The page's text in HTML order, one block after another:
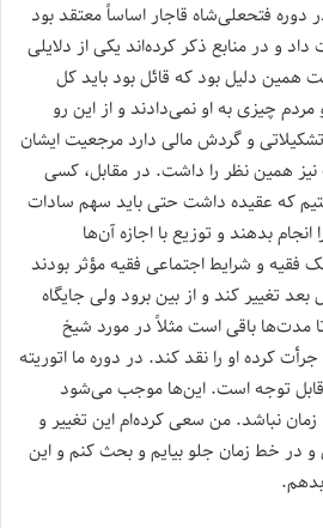
دوره فتحعلی‌شاه قاجار اساساً معتقد بود
و در منابع ذکر کرده‌اند یکی از دلایلی
همین دلیل بود که قائل بود باید کل
چیزی به او نمی‌دادند و از این رو
و گردش مالی دارد مرجعیت ایشان
نیز همین نظر را داشت. در مقابل، کسی
که عقیده داشت حتی باید سهم سادات
انجام بدهند و توزیع با اجازه آن‌ها
فقیه و شرایط اجتماعی فقیه مؤثر بودند
شرایط شاید در ۵۰ سال بعد تغییر کند و از بین برود ولی جایگاه
مدت‌ها باقی است مثلاً در مورد شیخ
کرده او را نقد کند. در دوره ما اتوریته
قابل توجه است. این‌ها موجب می‌شود
نباشد. من سعی کرده‌ام این تغییر و
و در خط زمان جلو بیایم و بحث کنم و این